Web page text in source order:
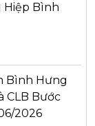
Bình
Bình Hưng
CLB Bước
2026